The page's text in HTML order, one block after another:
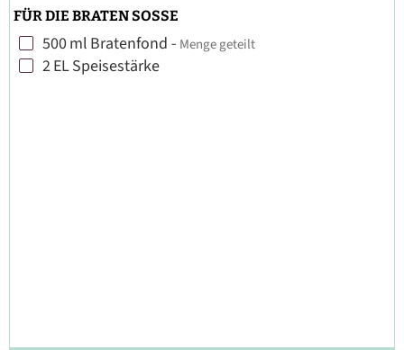
FÜR DIE BRATEN SOSSE
▢
500ml Bratenfond - Menge geteilt
▢
2ELSpeisestärke